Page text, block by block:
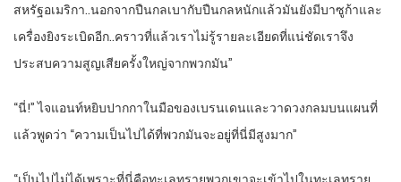
สหรัฐอเมริกา..นอกจากปืนกลเบากับปืนกลหนักแล้วมันยังมีบาซูก้าและ
เครื่องยิงระเบิดอีก..คราวที่แล้วเราไม่รู้รายละเอียดที่แน่ชัดเราจึง
ประสบความสูญเสียครั้งใหญ่จากพวกมัน”
“นี่!” ไจแอนท์หยิบปากกาในมือของเบรนเดนและวาดวงกลมบนแผนที่
แล้วพูดว่า “ความเป็นไปได้ที่พวกมันจะอยู่ที่นี่มีสูงมาก”